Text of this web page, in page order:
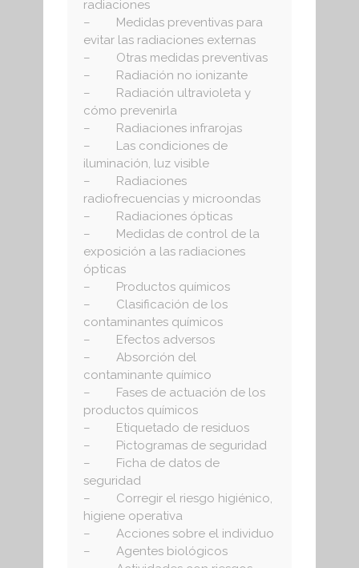
radiaciones
– Medidas preventivas para
evitar las radiaciones externas
– Otras medidas preventivas
– Radiación no ionizante
– Radiación ultravioleta y
cómo prevenirla
– Radiaciones infrarojas
– Las condiciones de
iluminación, luz visible
– Radiaciones
radiofrecuencias y microondas
– Radiaciones ópticas
– Medidas de control de la
exposición a las radiaciones
ópticas
– Productos químicos
– Clasificación de los
contaminantes químicos
– Efectos adversos
– Absorción del
contaminante químico
– Fases de actuación de los
productos químicos
– Etiquetado de residuos
– Pictogramas de seguridad
– Ficha de datos de
seguridad
– Corregir el riesgo higiénico,
higiene operativa
– Acciones sobre el individuo
– Agentes biológicos